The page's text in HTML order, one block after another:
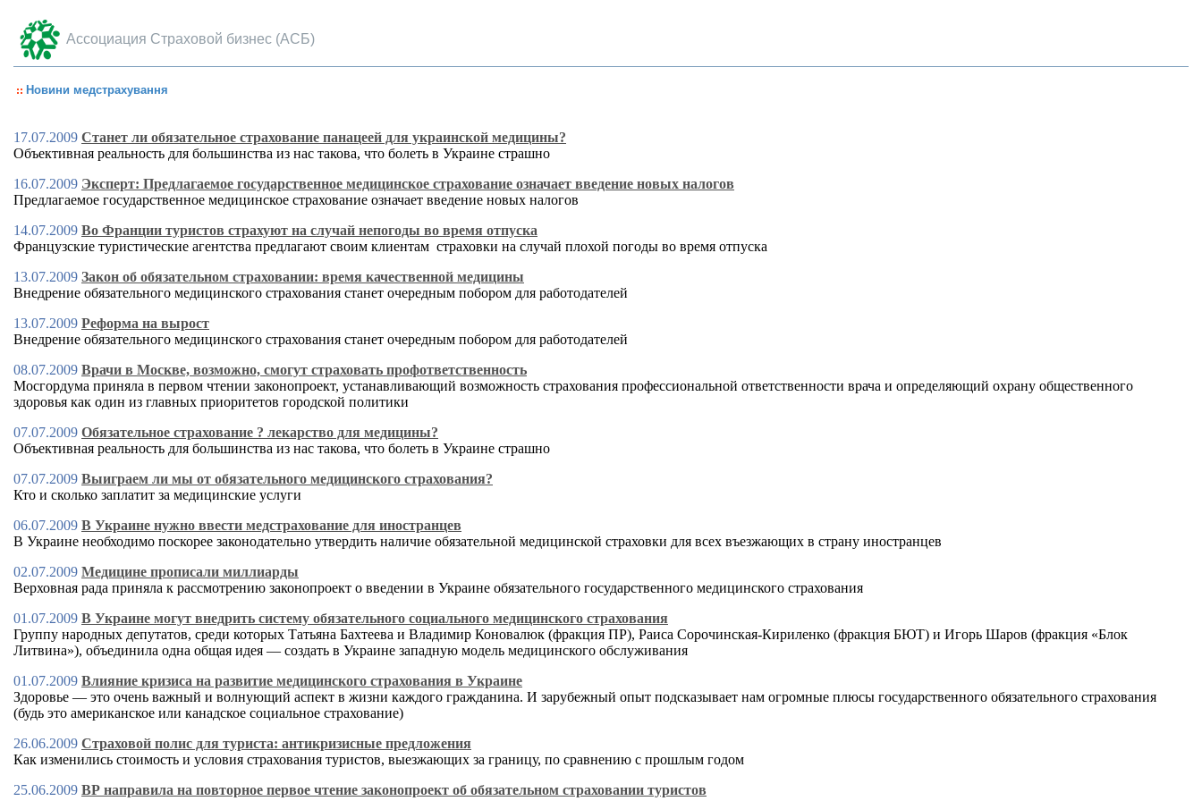
Ассоциация Страховой бизнес (АСБ)
Новини медстрахування
17.07.2009 Станет ли обязательное страхование панацеей для украинской медицины?
Объективная реальность для большинства из нас такова, что болеть в Украине страшно
16.07.2009 Эксперт: Предлагаемое государственное медицинское страхование означает введение новых налогов
Предлагаемое государственное медицинское страхование означает введение новых налогов
14.07.2009 Во Франции туристов страхуют на случай непогоды во время отпуска
Французские туристические агентства предлагают своим клиентам страховки на случай плохой погоды во время отпуска
13.07.2009 Закон об обязательном страховании: время качественной медицины
Внедрение обязательного медицинского страхования станет очередным побором для работодателей
13.07.2009 Реформа на вырост
Внедрение обязательного медицинского страхования станет очередным побором для работодателей
08.07.2009 Врачи в Москве, возможно, смогут страховать профответственность
Мосгордума приняла в первом чтении законопроект, устанавливающий возможность страхования профессиональной ответственности врача и определяющий охрану общественного
здоровья как один из главных приоритетов городской политики
07.07.2009 Обязательное страхование ? лекарство для медицины?
Объективная реальность для большинства из нас такова, что болеть в Украине страшно
07.07.2009 Выиграем ли мы от обязательного медицинского страхования?
Кто и сколько заплатит за медицинские услуги
06.07.2009 В Украине нужно ввести медстрахование для иностранцев
В Украине необходимо поскорее законодательно утвердить наличие обязательной медицинской страховки для всех въезжающих в страну иностранцев
02.07.2009 Медицине прописали миллиарды
Верховная рада приняла к рассмотрению законопроект о введении в Украине обязательного государственного медицинского страхования
01.07.2009 В Украине могут внедрить систему обязательного социального медицинского страхования
Группу народных депутатов, среди которых Татьяна Бахтеева и Владимир Коновалюк (фракция ПР), Раиса Сорочинская-Кириленко (фракция БЮТ) и Игорь Шаров (фракция «Блок
Литвина»), объединила одна общая идея — создать в Украине западную модель медицинского обслуживания
01.07.2009 Влияние кризиса на развитие медицинского страхования в Украине
Здоровье — это очень важный и волнующий аспект в жизни каждого гражданина. И зарубежный опыт подсказывает нам огромные плюсы государственного обязательного страхования
(будь это американское или канадское социальное страхование)
26.06.2009 Страховой полис для туриста: антикризисные предложения
Как изменились стоимость и условия страхования туристов, выезжающих за границу, по сравнению с прошлым годом
25.06.2009 ВР направила на повторное первое чтение законопроект об обязательном страховании туристов